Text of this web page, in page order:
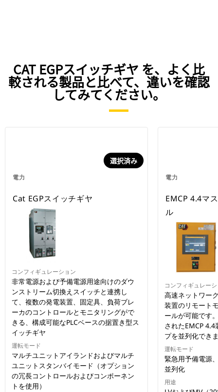
CAT EGPスイッチギヤ を、よく比
較される製品と比べて、違いを確認
してみてください。
電力
選択済み
Cat EGPスイッチギヤ
コンフィギュレーション
非常電源および予備電源用途向けのダウ
ンストリーム切換えスイッチと連携し
て、複数の発電装置、固定具、負荷ブレ
ーカのコントロールとモニタリングがで
きる、構成可能なPLCベースの据置き型ス
イッチギヤ
運転モード
マルチユニットアイランドおよびマルチ
ユニットスタンバイモード（オプション
の冗長コントロールおよびコンポーネン
トを使用）
電力
EMCP 4.4マ
ル
コンフィギュレー
高速ネットワー
装置のリモート
ールが可能です
されたEMCP
プを並列化でき
運転モード
緊急用予備電源
並列化
用途